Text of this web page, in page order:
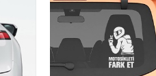
özellikleriyle de öne çıkar. Yüksek
zarar vermeden temiz bir şekilde
kirlenmeye karşı dayanıklı olacak
görsel bir etki yaratır. Hem estetik hem
türlü araca kolayca uygulanabilir ve